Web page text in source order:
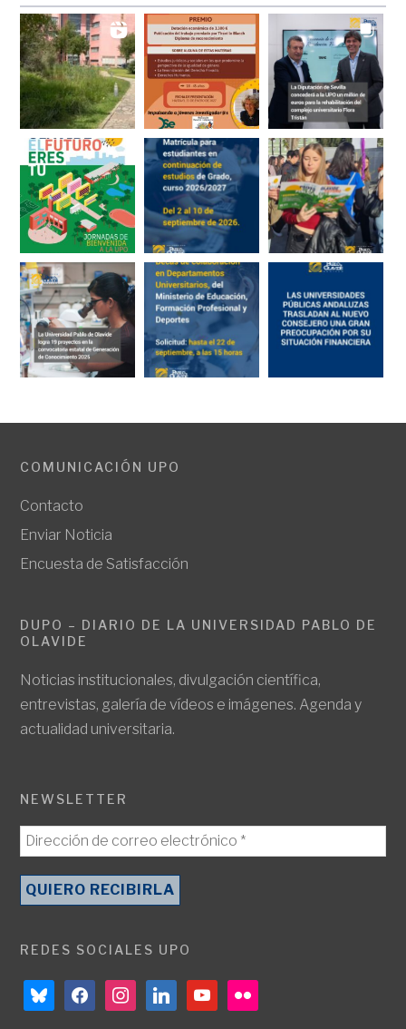
COMUNICACIÓN UPO
Contacto
Enviar Noticia
Encuesta de Satisfacción
DUPO – DIARIO DE LA UNIVERSIDAD PABLO DE
OLAVIDE
Noticias institucionales, divulgación científica,
entrevistas, galería de vídeos e imágenes. Agenda y
actualidad universitaria.
NEWSLETTER
REDES SOCIALES UPO
blueskyfacebookinstagramlinkedinyoutubeflickr